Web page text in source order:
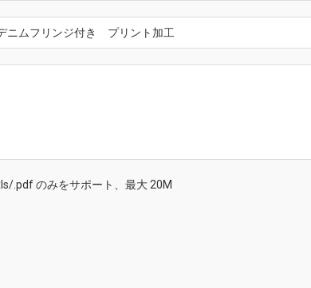
.pdf のみをサポート、最大 20M